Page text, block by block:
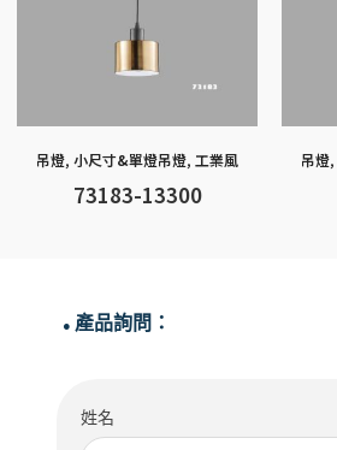
吊燈, 小尺寸&單燈吊燈, 工業風
73183-13300
吊燈,
● 產品詢問：
姓名